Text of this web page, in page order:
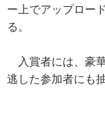
ー上でアップロー
る。
入賞者には、豪
逃した参加者にも